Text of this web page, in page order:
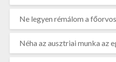
Ne legyen rémálom a
Néha az ausztriai munka az